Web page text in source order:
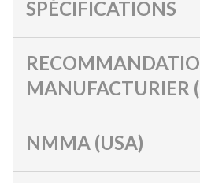
SPÉCIFICATIONS
MANUFACTURIER
NMMA (USA)